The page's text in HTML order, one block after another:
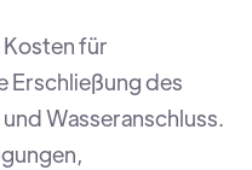
für
Erschließung des
Wasseranschluss.